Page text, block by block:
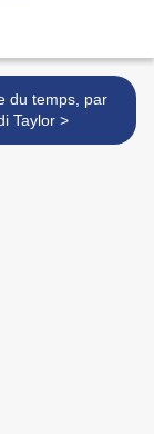
du temps, par
Jodi Taylor >